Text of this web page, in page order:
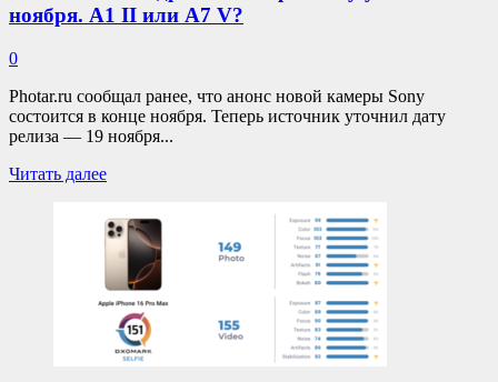
ноября. А1 II или A7 V?
0
Photar.ru сообщал ранее, что анонс новой камеры Sony
состоится в конце ноября. Теперь источник уточнил дату
релиза — 19 ноября...
Читать далееПрочитать
Анонс
полнокадровой
камеры
Sony
уже
19
ноября.